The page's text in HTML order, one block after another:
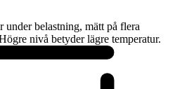
under belastning, mätt på flera
nivå betyder lägre temperatur.